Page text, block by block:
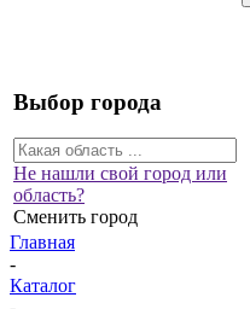
Выбор города
Не нашли свой город или
область?
Сменить город
Главная
-
Каталог